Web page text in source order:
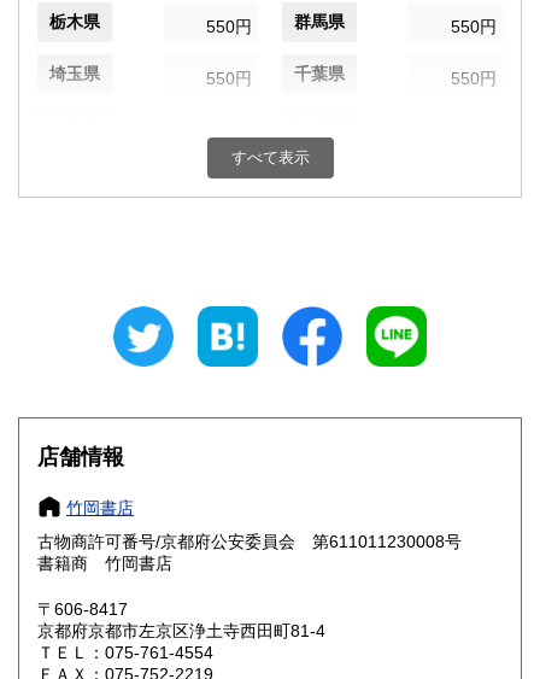
栃木県 550円 群馬県 550円
埼玉県 550円 千葉県 550円
550円 富山県
550円 静岡県
奈良県 550円 和歌山県 550円
岡山県 550円
すべて表示
店舗情報
竹岡書店
古物商許可番号/京都府公安委員会 第611011230008号
書籍商 竹岡書店
〒606-8417
京都府京都市左京区浄土寺西田町81-4
ＴＥＬ：075-761-4554
ＦＡＸ：075-752-2219